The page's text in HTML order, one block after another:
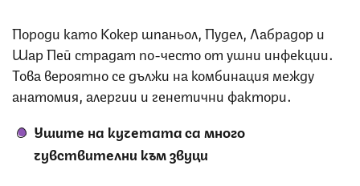
Породи като Кокер шпаньол, Пудел, Лабрадор и
Шар Пей страдат по-често от ушни инфекции.
Това вероятно се дължи на комбинация между
анатомия, алергии и генетични фактори.
Ушите на кучетата са много
чувствителни към звуци